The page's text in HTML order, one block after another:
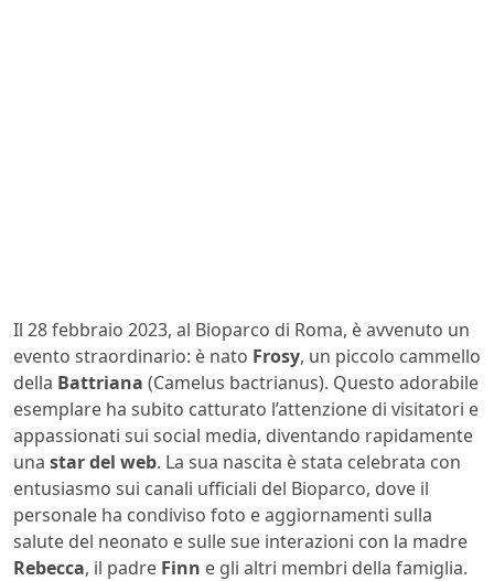
Il 28 febbraio 2023, al Bioparco di Roma, è avvenuto un
evento straordinario: è nato Frosy, un piccolo cammello
della Battriana (Camelus bactrianus). Questo adorabile
esemplare ha subito catturato l’attenzione di visitatori e
appassionati sui social media, diventando rapidamente
una star del web. La sua nascita è stata celebrata con
entusiasmo sui canali ufficiali del Bioparco, dove il
personale ha condiviso foto e aggiornamenti sulla
salute del neonato e sulle sue interazioni con la madre
Rebecca, il padre Finn e gli altri membri della famiglia.